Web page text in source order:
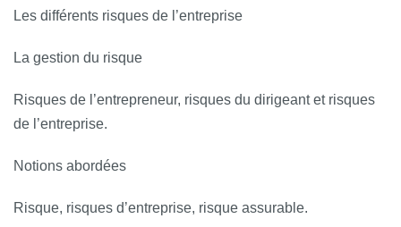
Les différents risques de l’entreprise
La gestion du risque
Risques de l’entrepreneur, risques du dirigeant et risques
de l’entreprise.
Notions abordées
Risque, risques d’entreprise, risque assurable.